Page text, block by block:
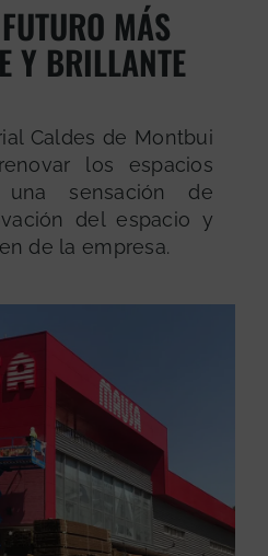
MÁS
Y BRILLANTE
Caldes de Montbui
los espacios
sensación de
del espacio y
de la empresa.